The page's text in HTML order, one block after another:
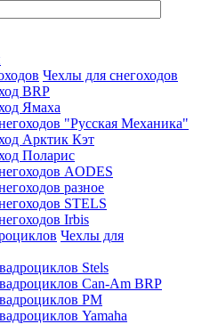
Чехлы для снегоходов
BRP
Ямаха
"Русская Механика"
Арктик Кэт
Поларис
AODES
разное
STELS
Irbis
Чехлы для
Stels
Can-Am BRP
РМ
Yamaha